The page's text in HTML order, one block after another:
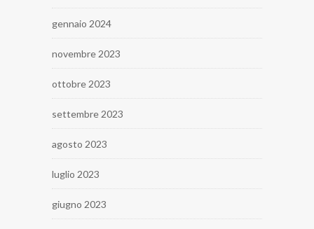
gennaio 2024
novembre 2023
ottobre 2023
settembre 2023
agosto 2023
luglio 2023
giugno 2023